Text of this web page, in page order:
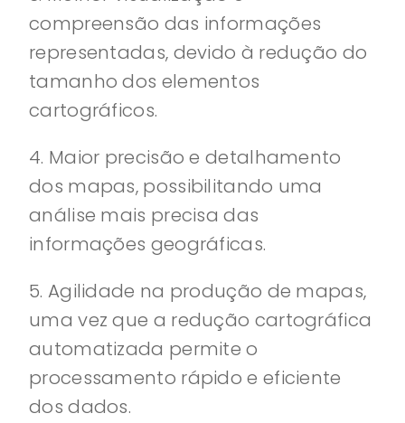
compreensão das informações
representadas, devido à redução do
tamanho dos elementos
cartográficos.
4. Maior precisão e detalhamento
dos mapas, possibilitando uma
análise mais precisa das
informações geográficas.
5. Agilidade na produção de mapas,
uma vez que a redução cartográfica
automatizada permite o
processamento rápido e eficiente
dos dados.